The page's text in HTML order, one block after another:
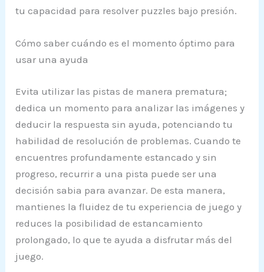
tu capacidad para resolver puzzles bajo presión.
Cómo saber cuándo es el momento óptimo para
usar una ayuda
Evita utilizar las pistas de manera prematura;
dedica un momento para analizar las imágenes y
deducir la respuesta sin ayuda, potenciando tu
habilidad de resolución de problemas. Cuando te
encuentres profundamente estancado y sin
progreso, recurrir a una pista puede ser una
decisión sabia para avanzar. De esta manera,
mantienes la fluidez de tu experiencia de juego y
reduces la posibilidad de estancamiento
prolongado, lo que te ayuda a disfrutar más del
juego.